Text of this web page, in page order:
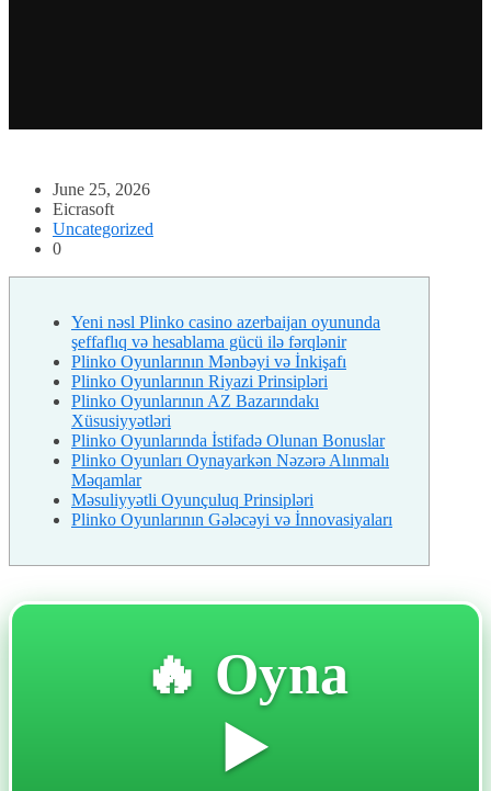
June 25, 2026
Eicrasoft
Uncategorized
0
Yeni nəsl Plinko casino azerbaijan oyununda
şeffaflıq və hesablama gücü ilə fərqlənir
Plinko Oyunlarının Mənbəyi və İnkişafı
Plinko Oyunlarının Riyazi Prinsipləri
Plinko Oyunlarının AZ Bazarındakı
Xüsusiyyətləri
Plinko Oyunlarında İstifadə Olunan Bonuslar
Plinko Oyunları Oynayarkən Nəzərə Alınmalı
Məqamlar
Məsuliyyətli Oyunçuluq Prinsipləri
Plinko Oyunlarının Gələcəyi və İnnovasiyaları
🔥 Oyna
▶️